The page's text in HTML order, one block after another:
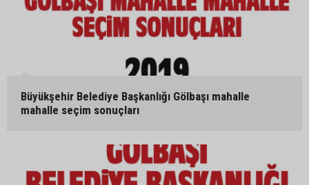
Büyükşehir Belediye Başkanlığı Gölbaşı mahalle
mahalle seçim sonuçları